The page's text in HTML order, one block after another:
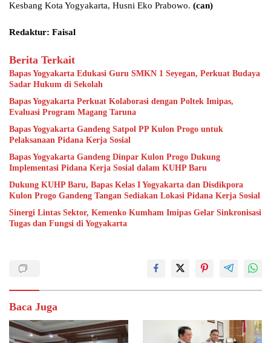
Kesbang Kota Yogyakarta, Husni Eko Prabowo. (can)
Redaktur: Faisal
Berita Terkait
Bapas Yogyakarta Edukasi Guru SMKN 1 Seyegan, Perkuat Budaya
Sadar Hukum di Sekolah
Bapas Yogyakarta Perkuat Kolaborasi dengan Poltek Imipas,
Evaluasi Program Magang Taruna
Bapas Yogyakarta Gandeng Satpol PP Kulon Progo untuk
Pelaksanaan Pidana Kerja Sosial
Bapas Yogyakarta Gandeng Dinpar Kulon Progo Dukung
Implementasi Pidana Kerja Sosial dalam KUHP Baru
Dukung KUHP Baru, Bapas Kelas I Yogyakarta dan Disdikpora
Kulon Progo Gandeng Tangan Sediakan Lokasi Pidana Kerja Sosial
Sinergi Lintas Sektor, Kemenko Kumham Imipas Gelar Sinkronisasi
Tugas dan Fungsi di Yogyakarta
Baca Juga